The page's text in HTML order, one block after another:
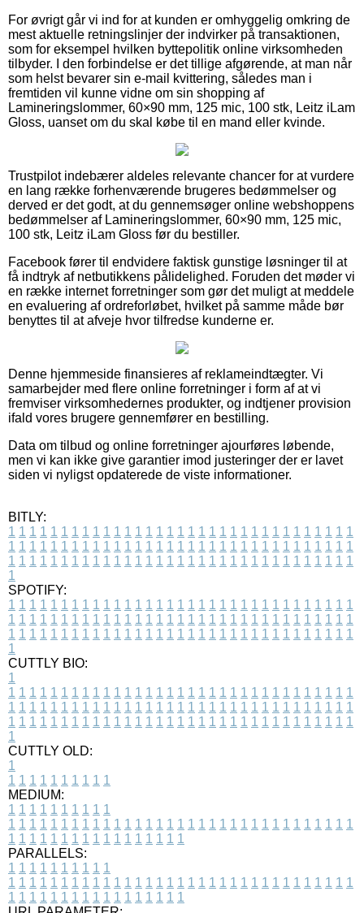
For øvrigt går vi ind for at kunden er omhyggelig omkring de
mest aktuelle retningslinjer der indvirker på transaktionen,
som for eksempel hvilken byttepolitik online virksomheden
tilbyder. I den forbindelse er det tillige afgørende, at man når
som helst bevarer sin e-mail kvittering, således man i
fremtiden vil kunne vidne om sin shopping af
Lamineringslommer, 60×90 mm, 125 mic, 100 stk, Leitz iLam
Gloss, uanset om du skal købe til en mand eller kvinde.
Trustpilot indebærer aldeles relevante chancer for at vurdere
en lang række forhenværende brugeres bedømmelser og
derved er det godt, at du gennemsøger online webshoppens
bedømmelser af Lamineringslommer, 60×90 mm, 125 mic,
100 stk, Leitz iLam Gloss før du bestiller.
Facebook fører til endvidere faktisk gunstige løsninger til at
få indtryk af netbutikkens pålidelighed. Foruden det møder vi
en række internet forretninger som gør det muligt at meddele
en evaluering af ordreforløbet, hvilket på samme måde bør
benyttes til at afveje hvor tilfredse kunderne er.
Denne hjemmeside finansieres af reklameindtægter. Vi
samarbejder med flere online forretninger i form af at vi
fremviser virksomhedernes produkter, og indtjener provision
ifald vores brugere gennemfører en bestilling.
Data om tilbud og online forretninger ajourføres løbende,
men vi kan ikke give garantier imod justeringer der er lavet
siden vi nyligst opdaterede de viste informationer.
BITLY:
1 1 1 1 1 1 1 1 1 1 1 1 1 1 1 1 1 1 1 1 1 1 1 1 1 1 1 1 1 1 1 1 1
1 1 1 1 1 1 1 1 1 1 1 1 1 1 1 1 1 1 1 1 1 1 1 1 1 1 1 1 1 1 1 1 1
1 1 1 1 1 1 1 1 1 1 1 1 1 1 1 1 1 1 1 1 1 1 1 1 1 1 1 1 1 1 1 1 1
1
SPOTIFY:
1 1 1 1 1 1 1 1 1 1 1 1 1 1 1 1 1 1 1 1 1 1 1 1 1 1 1 1 1 1 1 1 1
1 1 1 1 1 1 1 1 1 1 1 1 1 1 1 1 1 1 1 1 1 1 1 1 1 1 1 1 1 1 1 1 1
1 1 1 1 1 1 1 1 1 1 1 1 1 1 1 1 1 1 1 1 1 1 1 1 1 1 1 1 1 1 1 1 1
1
CUTTLY BIO:
1
1 1 1 1 1 1 1 1 1 1 1 1 1 1 1 1 1 1 1 1 1 1 1 1 1 1 1 1 1 1 1 1 1
1 1 1 1 1 1 1 1 1 1 1 1 1 1 1 1 1 1 1 1 1 1 1 1 1 1 1 1 1 1 1 1 1
1 1 1 1 1 1 1 1 1 1 1 1 1 1 1 1 1 1 1 1 1 1 1 1 1 1 1 1 1 1 1 1 1
1
CUTTLY OLD:
1
1 1 1 1 1 1 1 1 1 1
MEDIUM:
1 1 1 1 1 1 1 1 1 1
1 1 1 1 1 1 1 1 1 1 1 1 1 1 1 1 1 1 1 1 1 1 1 1 1 1 1 1 1 1 1 1 1
1 1 1 1 1 1 1 1 1 1 1 1 1 1 1 1 1
PARALLELS:
1 1 1 1 1 1 1 1 1 1
1 1 1 1 1 1 1 1 1 1 1 1 1 1 1 1 1 1 1 1 1 1 1 1 1 1 1 1 1 1 1 1 1
1 1 1 1 1 1 1 1 1 1 1 1 1 1 1 1 1